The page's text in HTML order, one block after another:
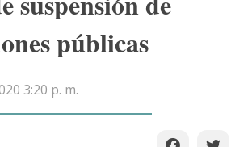
públicas
3:20 p. m.